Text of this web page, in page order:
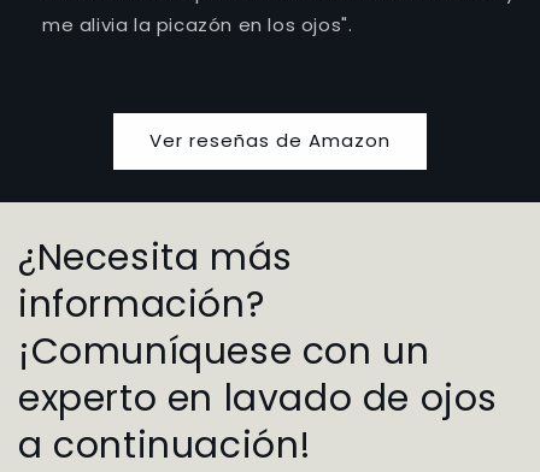
me alivia la picazón en los ojos".
Ver reseñas de Amazon
¿Necesita más
información?
¡Comuníquese con un
experto en lavado de ojos
a continuación!